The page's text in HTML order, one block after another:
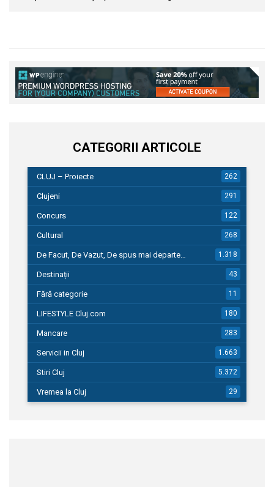
CATEGORII ARTICOLE
CLUJ – Proiecte 262
Clujeni 291
Concurs 122
Cultural 268
De Facut, De Vazut, De spus mai departe… 1.318
Destinații 43
Fără categorie 11
LIFESTYLE Cluj.com 180
Mancare 283
Servicii in Cluj 1.663
Stiri Cluj 5.372
Vremea la Cluj 29